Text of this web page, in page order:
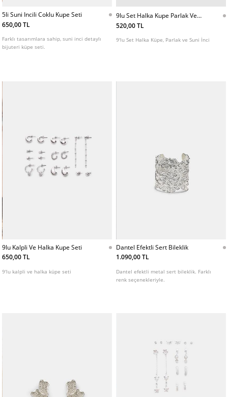
5li Suni Incili Coklu Kupe Seti
650,00 TL
Farklı tasarımlara sahip, suni inci detaylı
bijuteri küpe seti.
9lu Set Halka Kupe Parlak Ve
Suni Inci
520,00 TL
9'lu Set Halka Küpe, Parlak ve Suni İnci
9lu Kalpli Ve Halka Kupe Seti
650,00 TL
9'lu kalpli ve halka küpe seti
Dantel Efektli Sert Bileklik
1.090,00 TL
Dantel efektli metal sert bileklik. Farklı
renk seçenekleriyle.